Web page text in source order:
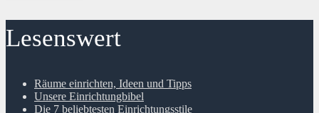
Lesenswert
Räume einrichten, Ideen und Tipps
Unsere Einrichtungbibel
Die 7 beliebtesten Einrichtungsstile